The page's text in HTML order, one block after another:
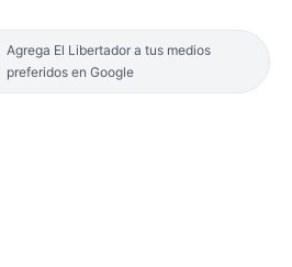
Agrega El Libertador a tus medios
preferidos en Google